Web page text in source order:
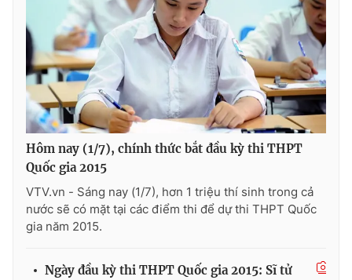
VTV Money VTV Thể thao
VTV Sức khoẻ Bất động sản
Thị trường 24h Tấm lòng Việt
VTV9
Liên hệ tòa soạn English
Hôm nay (1/7), chính thức bắt đầu kỳ thi THPT
Quốc gia 2015
VTV.vn - Sáng nay (1/7), hơn 1 triệu thí sinh trong cả
nước sẽ có mặt tại các điểm thi để dự thi THPT Quốc
gia năm 2015.
Ngày đầu kỳ thi THPT Quốc gia 2015: Sĩ tử